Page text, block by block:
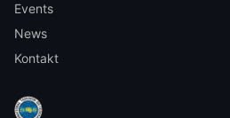
Events
News
Kontakt